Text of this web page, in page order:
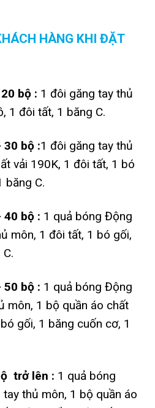
HÀNG KHI ĐẶT
bộ : 1 đôi găng tay thủ
1 đôi tất, 1 băng C.
bộ :1 đôi găng tay thủ
vải 190K, 1 đôi tất, 1 bó
băng C.
bộ : 1 quả bóng Động
môn, 1 đôi tất, 1 bó gối,
bộ : 1 quả bóng Động
môn, 1 bộ quần áo chất
gối, 1 băng cuốn cơ, 1
trở lên : 1 quả bóng
thủ môn, 1 bộ quần áo